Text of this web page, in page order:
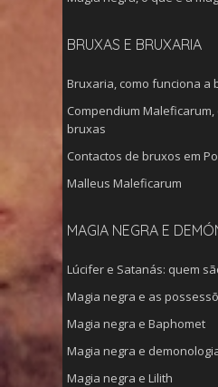
BRUXAS E BRUXARIA
Bruxaria, como funciona a
Compendium
bruxas
Contactos de bruxos em
Malleus Maleficarum
MAGIA NEGRA E
Lúcifer e Satanás: quem
Magia negra e as
Magia negra e Baphomet
Magia negra e
Magia negra e Lilith